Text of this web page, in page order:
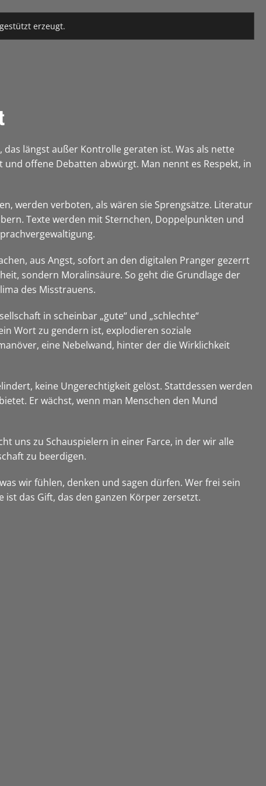
erzeugt.
längst außer Kontrolle geraten ist. Was als nette
offene Debatten abwürgt. Man nennt es Respekt, in
werden verboten, als wären sie Sprengsätze. Literatur
Texte werden mit Sternchen, Doppelpunkten und
aus Angst, sofort an den digitalen Pranger gezerrt
sondern Moralinsäure. So geht die Grundlage der
des Misstrauens.
in scheinbar „gute“ und „schlechte“
Wort zu gendern ist, explodieren soziale
eine Nebelwand, hinter der die Wirklichkeit
keine Ungerechtigkeit gelöst. Stattdessen werden
Er wächst, wenn man Menschen den Mund
uns zu Schauspielern in einer Farce, in der wir alle
zu beerdigen.
wir fühlen, denken und sagen dürfen. Wer frei sein
das Gift, das den ganzen Körper zersetzt.